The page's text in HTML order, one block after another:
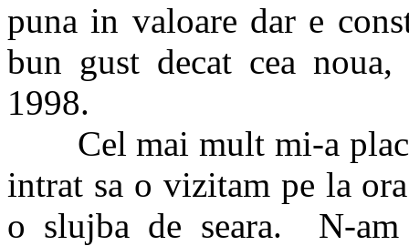
puna in valoare dar e
bun gust decat cea
1998.
Cel mai mult mi-a
intrat sa o vizitam pe la
o slujba de seara. N-